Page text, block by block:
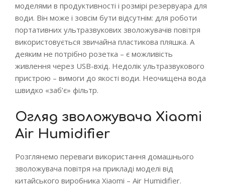
моделями в продуктивності і розмірі резервуара для
води. Він може і зовсім бути відсутнім: для роботи
портативних ультразвукових зволожувачів повітря
використовується звичайна пластикова пляшка. А
деяким не потрібно розетка – є можливість
живлення через USB-вхід. Недолік ультразвукового
пристрою – вимоги до якості води. Неочищена вода
швидко «заб’є» фільтр.
Огляд зволожувача Xiaomi
Air Humidifier
Розглянемо переваги використання домашнього
зволожувача повітря на прикладі моделі від
китайського виробника Xiaomi – Air Humidifier.